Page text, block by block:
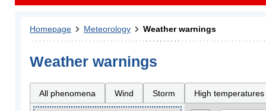
Homepage Meteorology Weather warnings
Weather warnings
All phenomena Wind Storm High temperatures